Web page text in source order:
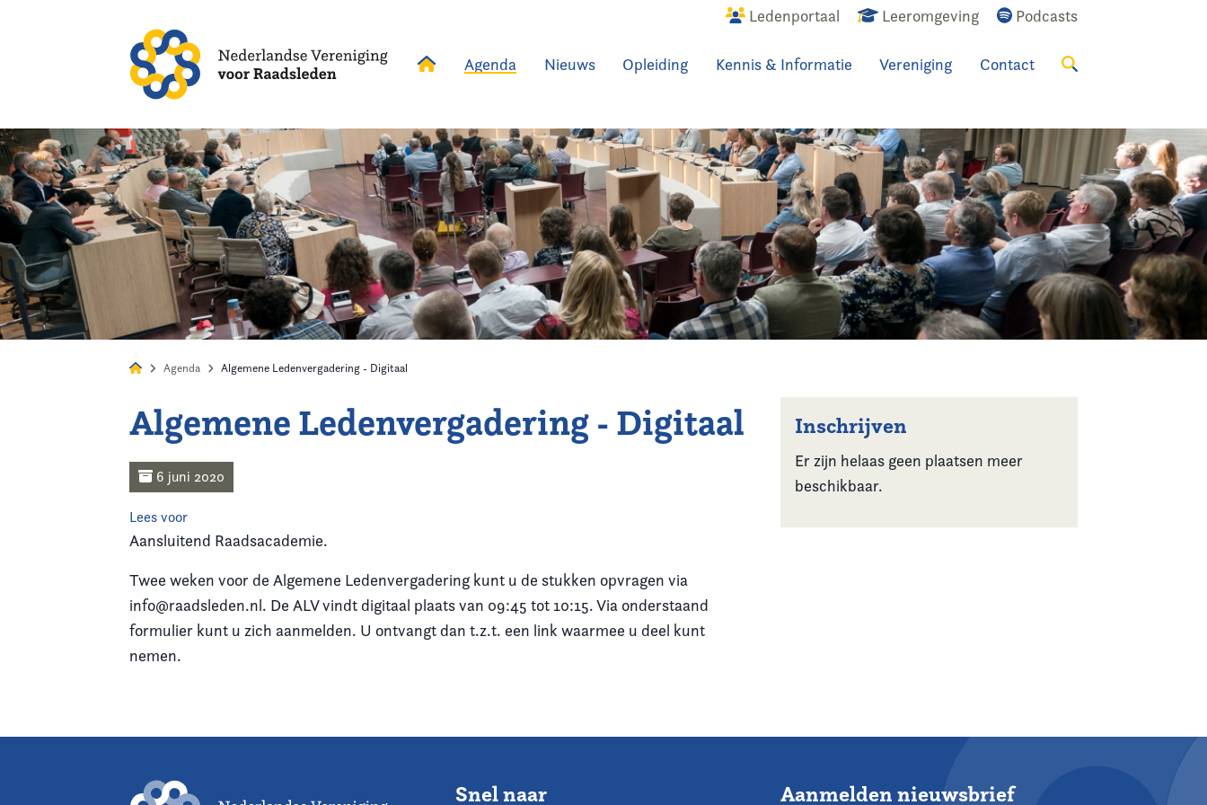
Ledenportaal Leeromgeving Podcasts
Agenda Nieuws Opleiding Kennis & Informatie Vereniging Contact
Alles Nieuws Agenda Raadslid
Kennis & Informatie
Agenda Algemene Ledenvergadering - Digitaal
Algemene Ledenvergadering - Digitaal
6 juni 2020
Lees voor
Aansluitend Raadsacademie.
Twee weken voor de Algemene Ledenvergadering kunt u de stukken opvragen via
info@raadsleden.nl. De ALV vindt digitaal plaats van 09:45 tot 10:15. Via onderstaand
formulier kunt u zich aanmelden. U ontvangt dan t.z.t. een link waarmee u deel kunt
nemen.
Inschrijven
Er zijn helaas geen plaatsen meer
beschikbaar.
Snel naar Aanmelden nieuwsbrief